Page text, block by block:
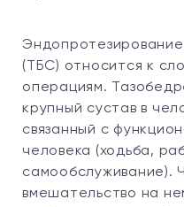
(ТБС) относится к
операциям.
крупный сустав в
связанный с
человека (ходьба,
самообслуживание).
вмешательство на